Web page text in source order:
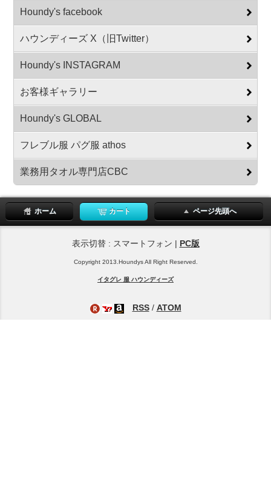
Houndy's facebook
ハウンディーズ X（旧Twitter）
Houndy's INSTAGRAM
お客様ギャラリー
Houndy's GLOBAL
フレブル服 パグ服 athos
業務用タオル専門店CBC
ホーム カート ページ先頭へ
表示切替 : スマートフォン | PC版
Copyright 2013.Houndys All Right Reserved.
イタグレ 服 ハウンディーズ
RSS/ ATOM